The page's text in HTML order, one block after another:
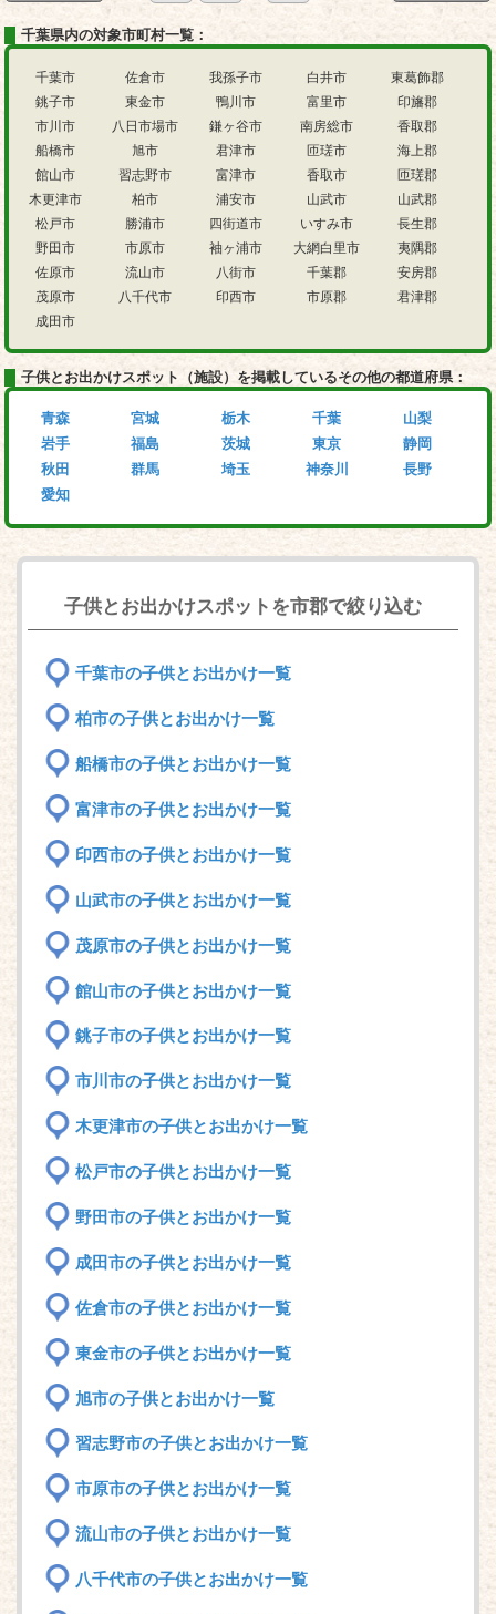
千葉県内の対象市町村一覧：
千葉市
銚子市
市川市
船橋市
館山市
木更津市
松戸市
野田市
佐原市
茂原市
成田市
佐倉市
東金市
八日市場市
旭市
習志野市
柏市
勝浦市
市原市
流山市
八千代市
我孫子市
鴨川市
鎌ヶ谷市
君津市
富津市
浦安市
四街道市
袖ヶ浦市
八街市
印西市
白井市
富里市
南房総市
匝瑳市
香取市
山武市
いすみ市
大網白里市
千葉郡
市原郡
東葛飾郡
印旛郡
香取郡
海上郡
匝瑳郡
山武郡
長生郡
夷隅郡
安房郡
君津郡
子供とお出かけスポット（施設）を掲載しているその他の都道府県：
青森
岩手
秋田
愛知
宮城
福島
群馬
栃木
茨城
埼玉
千葉
東京
神奈川
山梨
静岡
長野
子供とお出かけスポットを市郡で絞り込む
千葉市の子供とお出かけ一覧
柏市の子供とお出かけ一覧
船橋市の子供とお出かけ一覧
富津市の子供とお出かけ一覧
印西市の子供とお出かけ一覧
山武市の子供とお出かけ一覧
茂原市の子供とお出かけ一覧
館山市の子供とお出かけ一覧
銚子市の子供とお出かけ一覧
市川市の子供とお出かけ一覧
木更津市の子供とお出かけ一覧
松戸市の子供とお出かけ一覧
野田市の子供とお出かけ一覧
成田市の子供とお出かけ一覧
佐倉市の子供とお出かけ一覧
東金市の子供とお出かけ一覧
旭市の子供とお出かけ一覧
習志野市の子供とお出かけ一覧
市原市の子供とお出かけ一覧
流山市の子供とお出かけ一覧
八千代市の子供とお出かけ一覧